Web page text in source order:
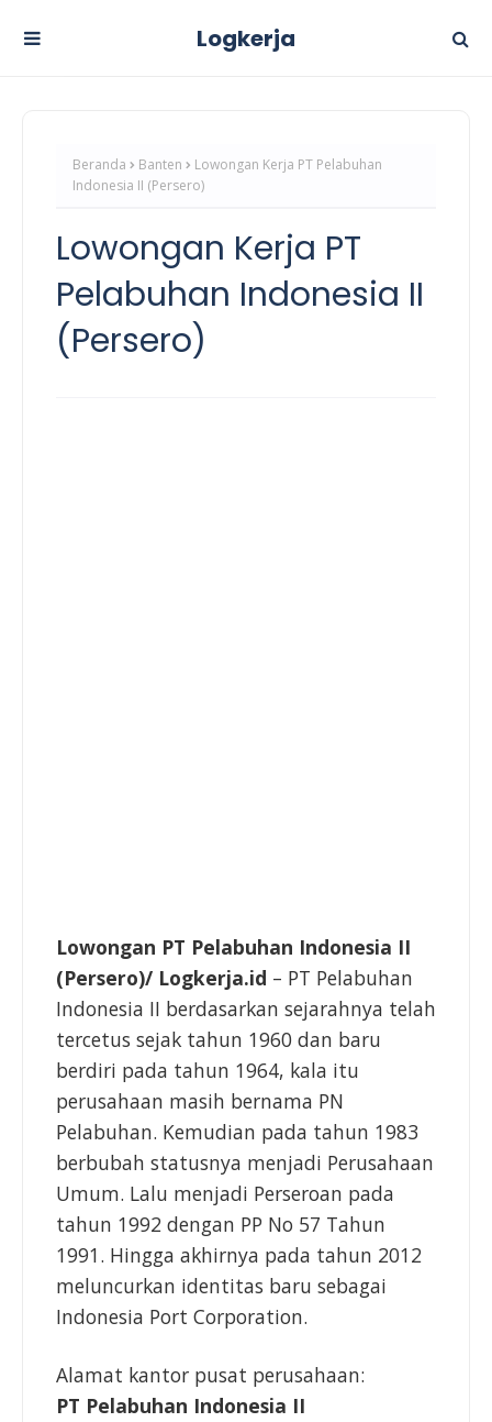
Logkerja
Beranda Banten
Lowongan Kerja PT Pelabuhan
Indonesia II (Persero)
Lowongan Kerja PT
Pelabuhan Indonesia II
(Persero)
Lowongan PT Pelabuhan Indonesia II
(Persero)/ Logkerja.id – PT Pelabuhan
Indonesia II berdasarkan sejarahnya telah
tercetus sejak tahun 1960 dan baru
berdiri pada tahun 1964, kala itu
perusahaan masih bernama PN
Pelabuhan. Kemudian pada tahun 1983
berbubah statusnya menjadi Perusahaan
Umum. Lalu menjadi Perseroan pada
tahun 1992 dengan PP No 57 Tahun
1991. Hingga akhirnya pada tahun 2012
meluncurkan identitas baru sebagai
Indonesia Port Corporation.
Alamat kantor pusat perusahaan:
PT Pelabuhan Indonesia II